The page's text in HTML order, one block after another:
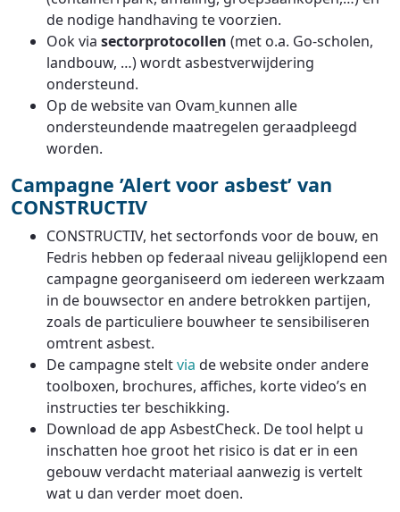
de nodige handhaving te voorzien.
Ook via sectorprotocollen (met o.a. Go-scholen,
landbouw, …) wordt asbestverwijdering
ondersteund.
Op de website van Ovam kunnen alle
ondersteundende maatregelen geraadpleegd
worden.
Campagne ’Alert voor asbest’ van
CONSTRUCTIV
CONSTRUCTIV, het sectorfonds voor de bouw, en
Fedris hebben op federaal niveau gelijklopend een
campagne georganiseerd om iedereen werkzaam
in de bouwsector en andere betrokken partijen,
zoals de particuliere bouwheer te sensibiliseren
omtrent asbest.
De campagne steltvia de website onder andere
toolboxen, brochures, affiches, korte video’s en
instructies ter beschikking.
Download de app AsbestCheck. De tool helpt u
inschatten hoe groot het risico is dat er in een
gebouw verdacht materiaal aanwezig is vertelt
wat u dan verder moet doen.